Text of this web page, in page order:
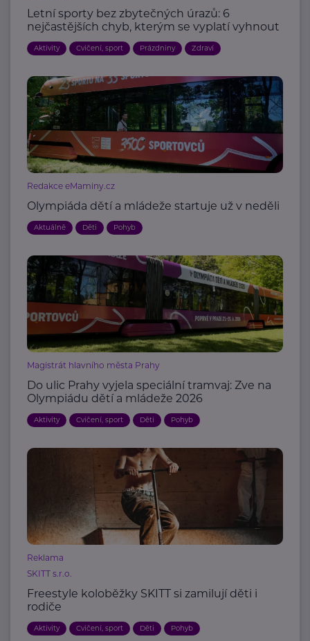
Letní sporty bez zbytečných úrazů: 6
nejčastějších chyb, kterým se vyplatí vyhnout
Aktivity Cvičení, sport Prázdniny Zdraví
Redakce eMaminy.cz
Olympiáda dětí a mládeže startuje už v neděli
Aktuálně Děti Pohyb
Magistrát hlavního města Prahy
Do ulic Prahy vyjela speciální tramvaj: Zve na
Olympiádu dětí a mládeže 2026
Aktivity Cvičení, sport Děti Pohyb
Reklama
SKITT s.r.o.
Freestyle koloběžky SKITT si zamilují děti i
rodiče
Aktivity Cvičení, sport Děti Pohyb